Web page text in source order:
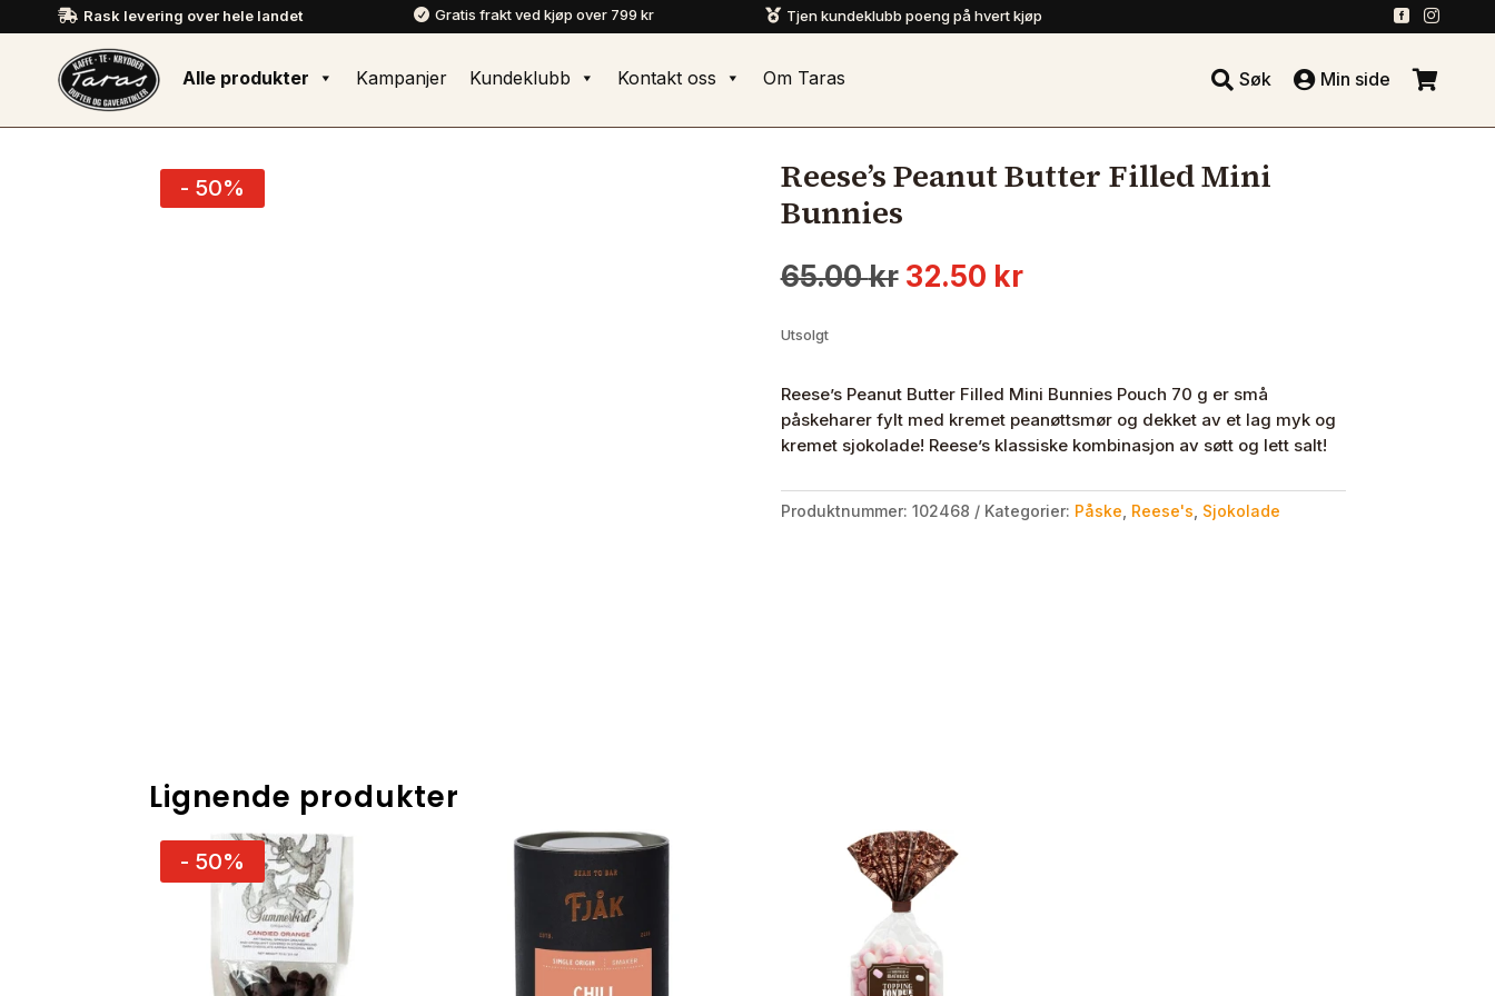
 Rask levering over hele landet  Gratis frakt ved kjøp over 799 kr  Tjen kundeklubb poeng på hvert kjøp  
Alle produkter Kampanjer Kundeklubb Kontakt oss Om Taras  Søk  Min side 
- 50%
Reese’s Peanut Butter Filled Mini
Bunnies
65.00kr Opprinnelig
32.50 krNåværende
Utsolgt
Reese’s Peanut Butter Filled Mini Bunnies Pouch 70 g er små
påskeharer fylt med kremet peanøttsmør og dekket av et lag myk og
kremet sjokolade! Reese’s klassiske kombinasjon av søtt og lett salt!
Produktnummer: 102468 Kategorier: Påske Reese's Sjokolade
Lignende produkter
- 50%